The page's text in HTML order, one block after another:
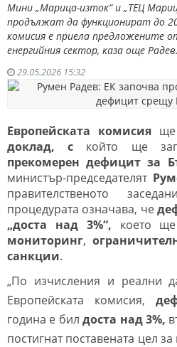
Мини „Марица-изток“ и „ТЕЦ
продължат да функционират до
комисия е приела предложените
енергийния сектор, каза още Радев.
29.05.2026 15:32
Европейската комисияще
доклад, с който ще
прекомерен дефицит за
министър-председателят
правителственото
процедурата означава, че
„доста над 3%“, което
мониторинг,
санкции.
„По изчисления и реални
Европейската комисия,
година е бил доста над 3%,
постигнат поставената цел